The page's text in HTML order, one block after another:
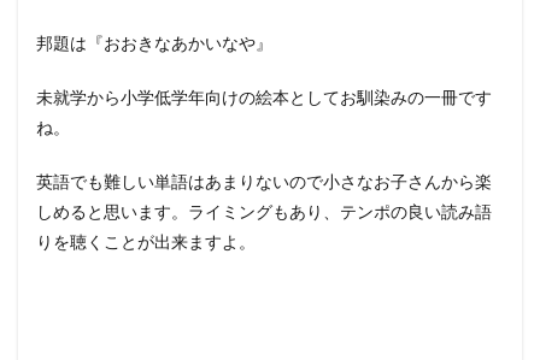
邦題は『おおきなあかいなや』
未就学から小学低学年向けの絵本としてお馴染みの一冊です
ね。
英語でも難しい単語はあまりないので小さなお子さんから楽
しめると思います。ライミングもあり、テンポの良い読み語
りを聴くことが出来ますよ。